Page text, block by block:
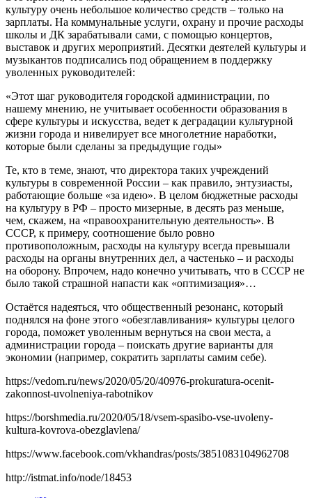
культуру очень небольшое количество средств – только на
зарплаты. На коммунальные услуги, охрану и прочие расходы
школы и ДК зарабатывали сами, с помощью концертов,
выставок и других мероприятий. Десятки деятелей культуры и
музыкантов подписались под обращением в поддержку
уволенных руководителей:
«Этот шаг руководителя городской администрации, по
нашему мнению, не учитывает особенности образования в
сфере культуры и искусства, ведет к деградации культурной
жизни города и нивелирует все многолетние наработки,
которые были сделаны за предыдущие годы»
Те, кто в теме, знают, что директора таких учреждений
культуры в современной России – как правило, энтузиасты,
работающие больше «за идею». В целом бюджетные расходы
на культуру в РФ – просто мизерные, в десять раз меньше,
чем, скажем, на «правоохранительную деятельность». В
СССР, к примеру, соотношение было ровно
противоположным, расходы на культуру всегда превышали
расходы на органы внутренних дел, а частенько – и расходы
на оборону. Впрочем, надо конечно учитывать, что в СССР не
было такой страшной напасти как «оптимизация»…
Остаётся надеяться, что общественный резонанс, который
поднялся на фоне этого «обезглавливания» культуры целого
города, поможет уволенным вернуться на свои места, а
администрации города – поискать другие варианты для
экономии (например, сократить зарплаты самим себе).
https://vedom.ru/news/2020/05/20/40976-prokuratura-ocenit-
zakonnost-uvolneniya-rabotnikov
https://borshmedia.ru/2020/05/18/vsem-spasibo-vse-uvoleny-
kultura-kovrova-obezglavlena/
https://www.facebook.com/vkhandras/posts/3851083104962708
http://istmat.info/node/18453